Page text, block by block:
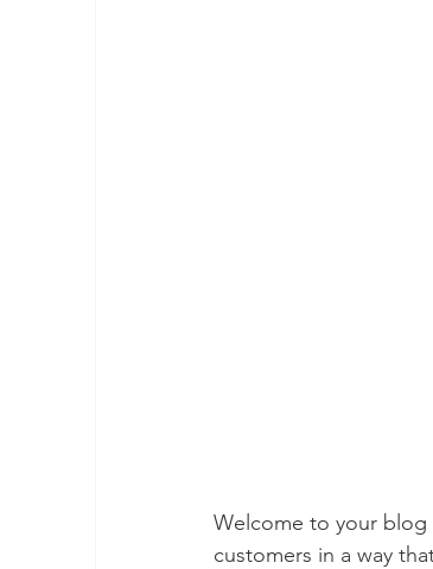
Welcome to your blog
customers in a way